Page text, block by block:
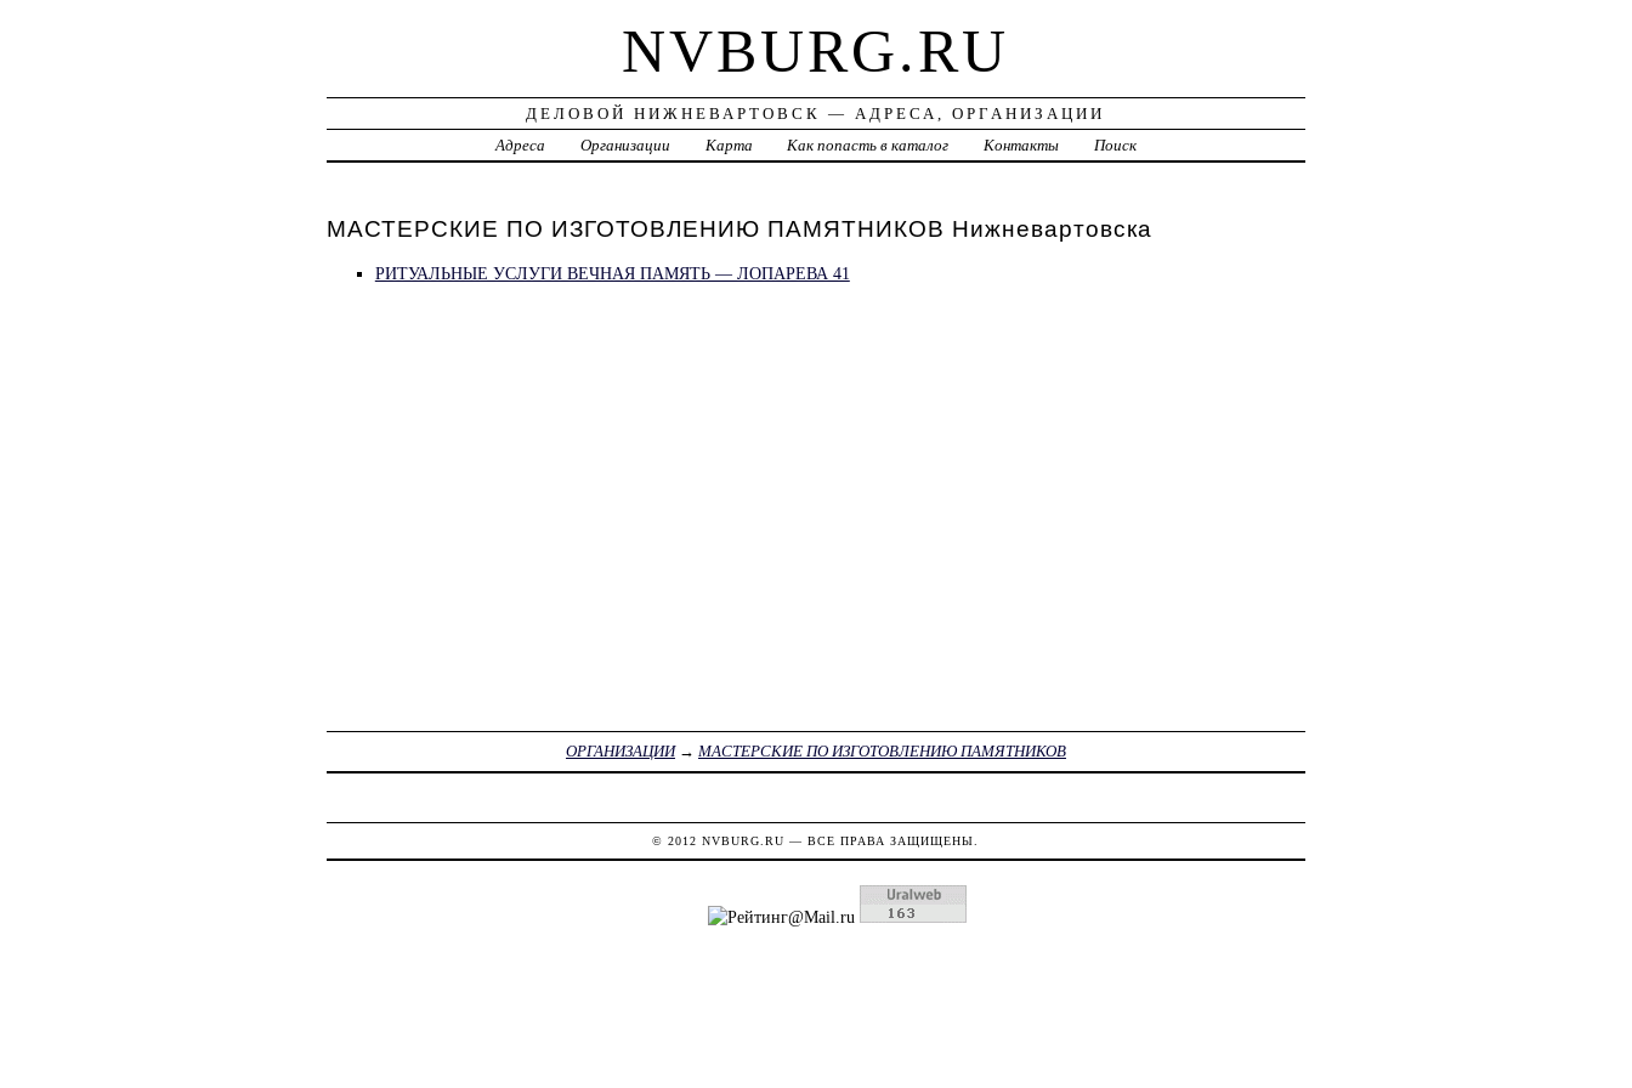
NVBURG.RU
ДЕЛОВОЙ НИЖНЕВАРТОВСК — АДРЕСА, ОРГАНИЗАЦИИ
Адреса
Организации Карта Как попасть в каталог Контакты Поиск
МАСТЕРСКИЕ ПО ИЗГОТОВЛЕНИЮ ПАМЯТНИКОВ Нижневартовска
РИТУАЛЬНЫЕ УСЛУГИ ВЕЧНАЯ ПАМЯТЬ — ЛОПАРЕВА 41
ОРГАНИЗАЦИИ→ МАСТЕРСКИЕ ПО ИЗГОТОВЛЕНИЮ ПАМЯТНИКОВ
© 2012NVBURG.RU — ВСЕ ПРАВА ЗАЩИЩЕНЫ.